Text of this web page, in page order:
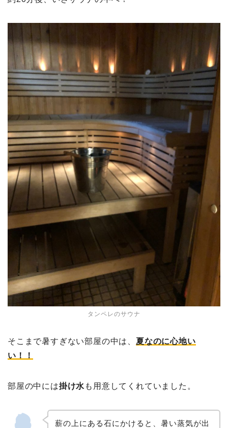
タンペレのサウナ
そこまで暑すぎない部屋の中は、 夏なのに心地い
い！！
部屋の中には掛け水 も用意してくれていました。
薪の上にある石にかけると、暑い蒸気が出